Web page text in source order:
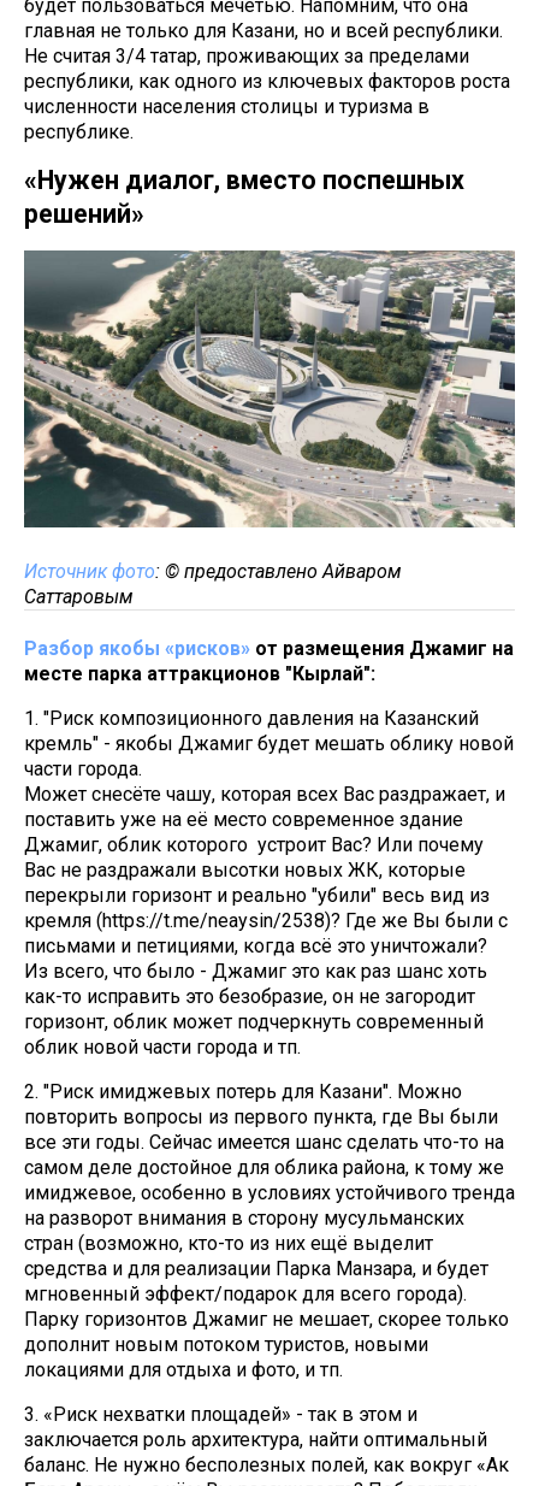
будет пользоваться мечетью. Напомним, что она
главная не только для Казани, но и всей республики.
Не считая 3/4 татар, проживающих за пределами
республики, как одного из ключевых факторов роста
численности населения столицы и туризма в
республике.
«Нужен диалог, вместо поспешных
решений»
Источник фото: © предоставлено Айваром
Саттаровым
Разбор якобы «рисков» от размещения Джамиг на
месте парка аттракционов "Кырлай":
1. "Риск композиционного давления на Казанский
кремль" - якобы Джамиг будет мешать облику новой
части города.
Может снесёте чашу, которая всех Вас раздражает, и
поставить уже на её место современное здание
Джамиг, облик которого устроит Вас? Или почему
Вас не раздражали высотки новых ЖК, которые
перекрыли горизонт и реально "убили" весь вид из
кремля (https://t.me/neaysin/2538)? Где же Вы были с
письмами и петициями, когда всё это уничтожали?
Из всего, что было - Джамиг это как раз шанс хоть
как-то исправить это безобразие, он не загородит
горизонт, облик может подчеркнуть современный
облик новой части города и тп.
2. "Риск имиджевых потерь для Казани". Можно
повторить вопросы из первого пункта, где Вы были
все эти годы. Сейчас имеется шанс сделать что-то на
самом деле достойное для облика района, к тому же
имиджевое, особенно в условиях устойчивого тренда
на разворот внимания в сторону мусульманских
стран (возможно, кто-то из них ещё выделит
средства и для реализации Парка Манзара, и будет
мгновенный эффект/подарок для всего города).
Парку горизонтов Джамиг не мешает, скорее только
дополнит новым потоком туристов, новыми
локациями для отдыха и фото, и тп.
3. «Риск нехватки площадей» - так в этом и
заключается роль архитектура, найти оптимальный
баланс. Не нужно бесполезных полей, как вокруг «Ак